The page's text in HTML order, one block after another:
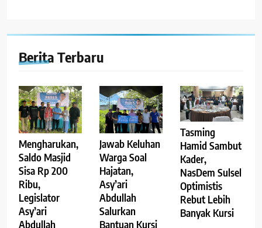
Berita Terbaru
Mengharukan,
Saldo Masjid
Sisa Rp 200
Ribu,
Legislator
Asy’ari
Abdullah
Jawab Keluhan
Warga Soal
Hajatan,
Asy’ari
Abdullah
Salurkan
Bantuan Kursi
Tasming
Hamid Sambut
Kader,
NasDem Sulsel
Optimistis
Rebut Lebih
Banyak Kursi